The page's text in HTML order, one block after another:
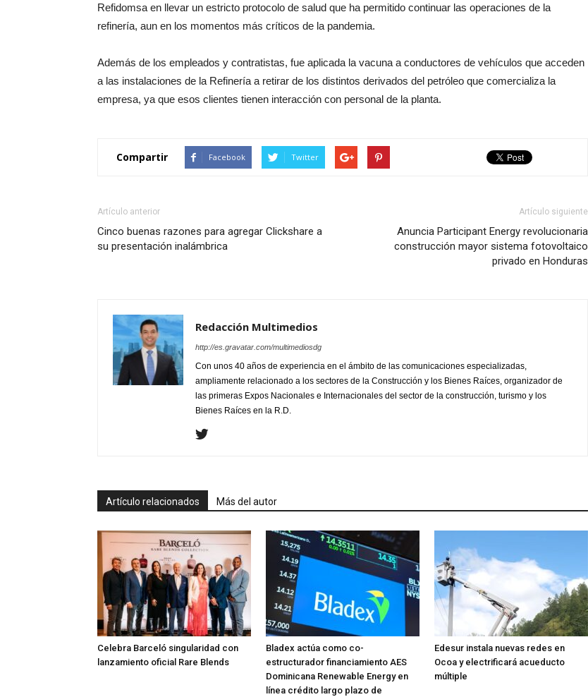
Refidomsa en llevar un estricto protocolo de salud que ha permitido continuar las operaciones de la
refinería, aun en los momentos más críticos de la pandemia.
Además de los empleados y contratistas, fue aplicada la vacuna a conductores de vehículos que acceden
a las instalaciones de la Refinería a retirar de los distintos derivados del petróleo que comercializa la
empresa, ya que esos clientes tienen interacción con personal de la planta.
Compartir Facebook Twitter
Artículo anterior
Cinco buenas razones para agregar Clickshare a
su presentación inalámbrica
Artículo siguiente
Anuncia Participant Energy revolucionaria
construcción mayor sistema fotovoltaico
privado en Honduras
Redacción Multimedios
http://es.gravatar.com/multimediosdg
Con unos 40 años de experiencia en el ámbito de las comunicaciones especializadas,
ampliamente relacionado a los sectores de la Construcción y los Bienes Raíces, organizador de
las primeras Expos Nacionales e Internacionales del sector de la construcción, turismo y los
Bienes Raíces en la R.D.
Artículo relacionados Más del autor
Celebra Barceló singularidad con
lanzamiento oficial Rare Blends
Bladex actúa como co-
estructurador financiamiento AES
Dominicana Renewable Energy en
línea crédito largo plazo de
Edesur instala nuevas redes en
Ocoa y electrificará acueducto
múltiple